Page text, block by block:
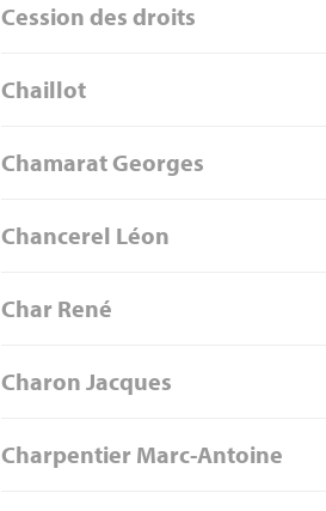
Cession des droits
Chaillot
Chamarat Georges
Chancerel Léon
Char René
Charon Jacques
Charpentier Marc-Antoine